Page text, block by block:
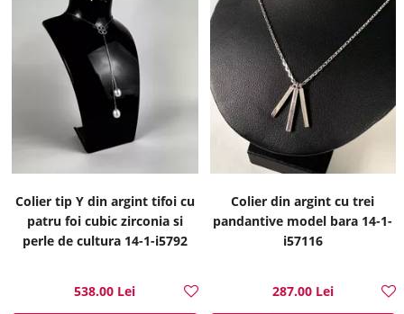
Colier tip Y din argint tifoi cu
patru foi cubic zirconia si
perle de cultura 14-1-i5792
538.00 Lei
Colier din argint cu trei
pandantive model bara 14-1-
i57116
287.00 Lei